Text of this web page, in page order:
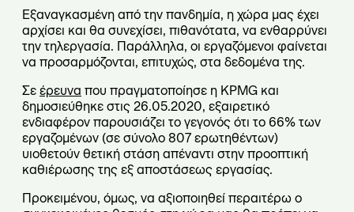
Εξαναγκασμένη από την πανδημία, η χώρα μας έχει
αρχίσει και θα συνεχίσει, πιθανότατα, να ενθαρρύνει
την τηλεργασία. Παράλληλα, οι εργαζόμενοι φαίνεται
να προσαρμόζονται, επιτυχώς, στα δεδομένα της.
Σε έρευνα που πραγματοποίησε η KPMG και
δημοσιεύθηκε στις 26.05.2020, εξαιρετικό
ενδιαφέρον παρουσιάζει το γεγονός ότι το 66% των
εργαζομένων (σε σύνολο 807 ερωτηθέντων)
υιοθετούν θετική στάση απέναντι στην προοπτική
καθιέρωσης της εξ αποστάσεως εργασίας.
Προκειμένου, όμως, να αξιοποιηθεί περαιτέρω ο